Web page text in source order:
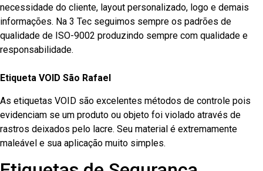
necessidade do cliente, layout personalizado, logo e demais
informações. Na 3 Tec seguimos sempre os padrões de
qualidade de ISO-9002 produzindo sempre com qualidade e
responsabilidade.
Etiqueta VOID São Rafael
As etiquetas VOID são excelentes métodos de controle pois
evidenciam se um produto ou objeto foi violado através de
rastros deixados pelo lacre. Seu material é extremamente
maleável e sua aplicação muito simples.